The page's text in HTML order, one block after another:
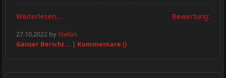
Weiterlesen... Bewertung:
27.10.2022 byStefan
Ganzer Bericht... | Kommentare ()